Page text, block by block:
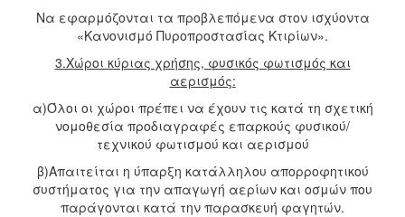
Να εφαρμόζονται τα προβλεπόμενα στον ισχύοντα
«Κανονισμό Πυροπροστασίας Κτιρίων».
3.Χώροι κύριας χρήσης, φυσικός φωτισμός και
αερισμός:
α)Όλοι οι χώροι πρέπει να έχουν τις κατά τη σχετική
νομοθεσία προδιαγραφές επαρκούς φυσικού/
τεχνικού φωτισμού και αερισμού
β)Απαιτείται η ύπαρξη κατάλληλου απορροφητικού
συστήματος για την απαγωγή αερίων και οσμών που
παράγονται κατά την παρασκευή φαγητών.